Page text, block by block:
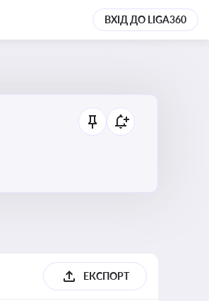
ВХІД ДО LIGA360
ЕКСПОРТ